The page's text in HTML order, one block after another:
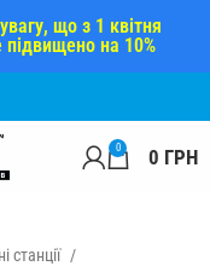
0 0 ГРН
станції
що з 1 квітня
підвищено на 10%